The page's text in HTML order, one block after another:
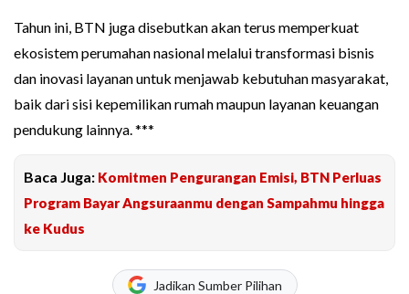
Tahun ini, BTN juga disebutkan akan terus memperkuat
ekosistem perumahan nasional melalui transformasi bisnis
dan inovasi layanan untuk menjawab kebutuhan masyarakat,
baik dari sisi kepemilikan rumah maupun layanan keuangan
pendukung lainnya. ***
Baca Juga: Komitmen Pengurangan Emisi, BTN Perluas
Program Bayar Angsuraanmu dengan Sampahmu hingga
ke Kudus
Jadikan Sumber Pilihan